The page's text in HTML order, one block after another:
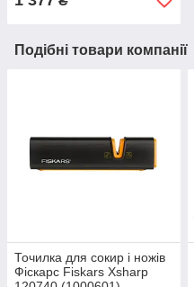
Подібні товари компанії
Точилка для сокир і ножів
Фіскарс Fiskars Xsharp